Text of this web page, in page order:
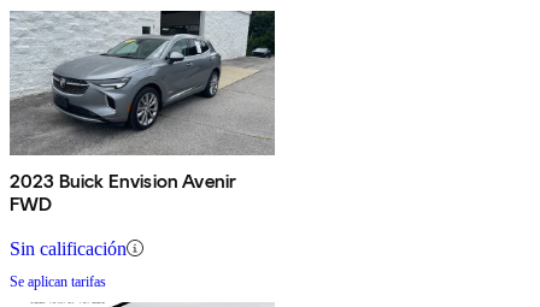
2023 Buick Envision Avenir
FWD
Sin calificación
Se aplican tarifas